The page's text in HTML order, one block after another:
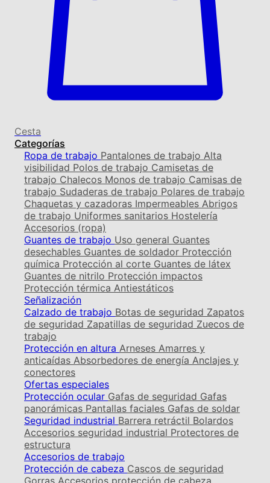
Cesta
Categorías
Ropa de trabajo Pantalones de trabajo Alta
visibilidad Polos de trabajo Camisetas de
trabajo Chalecos Monos de trabajo Camisas de
trabajo Sudaderas de trabajo Polares de trabajo
Chaquetas y cazadoras Impermeables Abrigos
de trabajo Uniformes sanitarios Hostelería
Accesorios (ropa)
Guantes de trabajo Uso general Guantes
desechables Guantes de soldador Protección
química Protección al corte Guantes de látex
Guantes de nitrilo Protección impactos
Protección térmica Antiestáticos
Señalización
Calzado de trabajo Botas de seguridad Zapatos
de seguridad Zapatillas de seguridad Zuecos de
trabajo
Protección en altura Arneses Amarres y
anticaídas Absorbedores de energía Anclajes y
conectores
Ofertas especiales
Protección ocular Gafas de seguridad Gafas
panorámicas Pantallas faciales Gafas de soldar
Seguridad industrial Barrera retráctil Bolardos
Accesorios seguridad industrial Protectores de
estructura
Accesorios de trabajo
Protección de cabeza Cascos de seguridad
Gorras Accesorios protección de cabeza